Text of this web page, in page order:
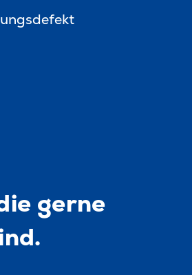
gerne